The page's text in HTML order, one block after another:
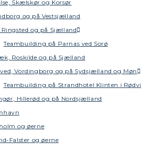
Skælskør og Korsør
og på Vestsjælland
Ringsted og på Sjælland
Teambuilding på Parnas ved Sorø
Roskilde og på Sjælland
Vordingborg og på Sydsjælland og Møn
Teambuilding på Strandhotel Klinten i
Hillerød og på Nordsjælland
og øerne
Falster og øerne